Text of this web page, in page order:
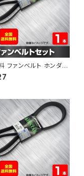
ファンベルト ホンダ ラ
JB6 H15.09～H20.1
ップメーカー） 1本 HA